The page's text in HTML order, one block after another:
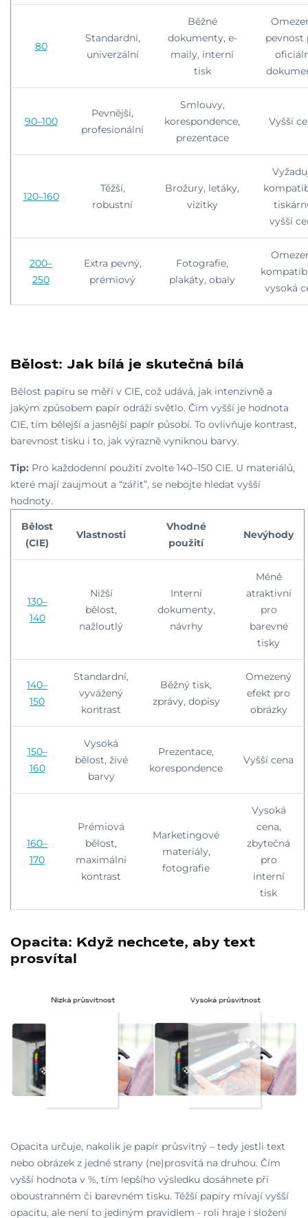
80
Standardní,
univerzální
Běžné
dokumenty, e-
maily, interní
tisk
pevnost
90–100
Pevnější,
profesionální
Smlouvy,
korespondence,
prezentace
Vyšší
120–160
Těžší,
robustní
Brožury, letáky,
vizitky
vyšší
200–
250
Extra pevný,
prémiový
Fotografie,
plakáty, obaly
vysoká
Bělost: Jak bílá je skutečná bílá
Bělost papíru se měří v CIE, což udává, jak intenzivně a
jakým způsobem papír odráží světlo. Čím vyšší je hodnota
CIE, tím bělejší a jasnější papír působí. To ovlivňuje kontrast,
barevnost tisku i to, jak výrazně vyniknou barvy.
Tip: Pro každodenní použití zvolte 140–150 CIE. U materiálů,
které mají zaujmout a “zářit”, se nebojte hledat vyšší
hodnoty.
Bělost
(CIE)
Vlastnosti
Vhodné
použití
Nevýhody
130–
140
Nižší
bělost,
nažloutlý
Interní
dokumenty,
návrhy
Méně
atraktivní
pro
barevné
tisky
140–
150
Standardní,
vyvážený
kontrast
Běžný tisk,
zprávy, dopisy
Omezený
efekt pro
obrázky
150–
160
Vysoká
bělost, živé
barvy
Prezentace,
korespondence
Vyšší cena
160–
170
Prémiová
bělost,
maximální
kontrast
Marketingové
materiály,
fotografie
Vysoká
cena,
zbytečná
pro
interní
tisk
Opacita: Když nechcete, aby text
prosvítal
Opacita určuje, nakolik je papír průsvitný – tedy jestli text
nebo obrázek z jedné strany (ne)prosvítá na druhou. Čím
vyšší hodnota v %, tím lepšího výsledku dosáhnete při
oboustranném či barevném tisku. Těžší papíry mívají vyšší
opacitu, ale není to jediným pravidlem - roli hraje i složení